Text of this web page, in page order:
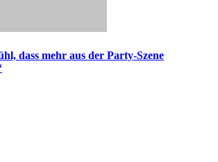
dass mehr aus der Party-Szene